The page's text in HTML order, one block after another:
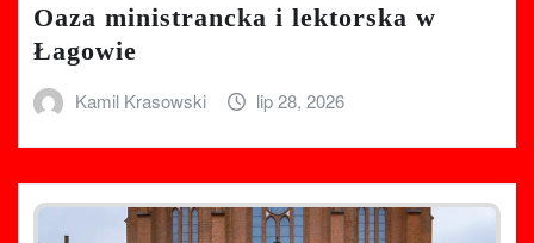
Oaza ministrancka i lektorska w
Łagowie
Kamil Krasowski lip 28, 2026